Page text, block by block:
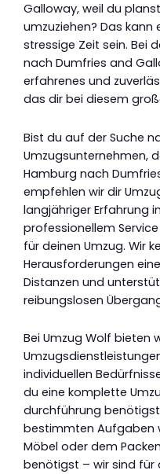
Galloway, weil du
umzuziehen? Das
stressige Zeit sein. Bei
nach Dumfries and
erfahrenes und
das dir bei diesem
Bist du auf der Suche
Umzugsunternehmen,
Hamburg nach
empfehlen wir dir
langjähriger Erfahrung
professionellem
für deinen Umzug. Wir
Herausforderungen
Distanzen und
reibungslosen
Bei Umzug Wolf bieten
individuellen
du eine komplette
durchführung
bestimmten Aufgaben
Möbel oder dem
benötigst – wir sind für